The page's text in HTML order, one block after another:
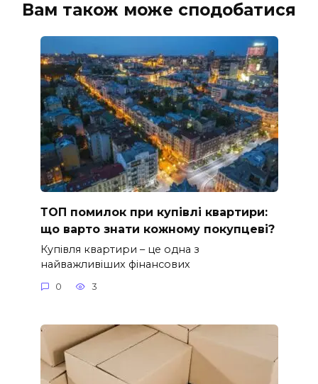
Вам також може сподобатися
ТОП помилок при купівлі квартири:
що варто знати кожному покупцеві?
Купівля квартири – це одна з
найважливіших фінансових
0 3